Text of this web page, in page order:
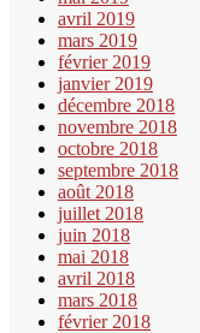
avril 2019
mars 2019
février 2019
janvier 2019
décembre 2018
novembre 2018
octobre 2018
septembre 2018
août 2018
juillet 2018
juin 2018
mai 2018
avril 2018
mars 2018
février 2018